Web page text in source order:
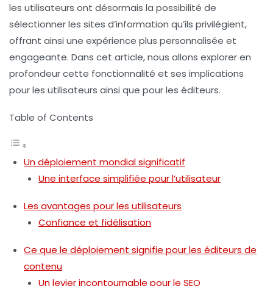
les utilisateurs ont désormais la possibilité de
sélectionner les sites d’information qu’ils privilégient,
offrant ainsi une expérience plus personnalisée et
engageante. Dans cet article, nous allons explorer en
profondeur cette fonctionnalité et ses implications
pour les utilisateurs ainsi que pour les éditeurs.
Table of Contents
Un déploiement mondial significatif
Une interface simplifiée pour l’utilisateur
Les avantages pour les utilisateurs
Confiance et fidélisation
Ce que le déploiement signifie pour les éditeurs de
contenu
Un levier incontournable pour le SEO